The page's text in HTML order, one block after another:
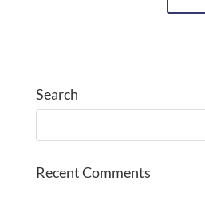
Search
Recent Comments